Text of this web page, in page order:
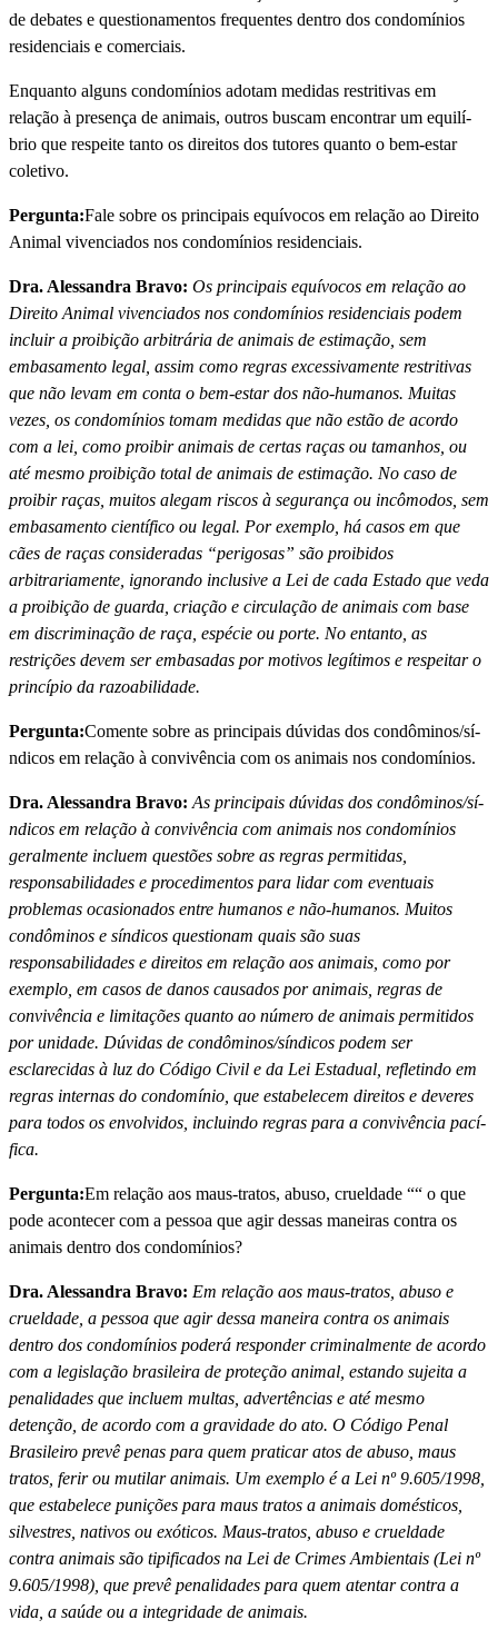
de debates e questionamentos frequentes dentro dos condomí­nios
residenciais e comerciais.
Enquanto alguns condomí­nios adotam medidas restritivas em
relação à presença de animais, outros buscam encontrar um equilí­
brio que respeite tanto os direitos dos tutores quanto o bem-estar
coletivo.
Pergunta:Fale sobre os principais equí­vocos em relação ao Direito
Animal vivenciados nos condomí­nios residenciais.
Dra. Alessandra Bravo: Os principais equí­vocos em relação ao
Direito Animal vivenciados nos condomí­nios residenciais podem
incluir a proibição arbitrária de animais de estimação, sem
embasamento legal, assim como regras excessivamente restritivas
que não levam em conta o bem-estar dos não-humanos. Muitas
vezes, os condomí­nios tomam medidas que não estão de acordo
com a lei, como proibir animais de certas raças ou tamanhos, ou
até mesmo proibição total de animais de estimação. No caso de
proibir raças, muitos alegam riscos à segurança ou incômodos, sem
embasamento cientí­fico ou legal. Por exemplo, há casos em que
cães de raças consideradas “perigosas” são proibidos
arbitrariamente, ignorando inclusive a Lei de cada Estado que veda
a proibição de guarda, criação e circulação de animais com base
em discriminação de raça, espécie ou porte. No entanto, as
restrições devem ser embasadas por motivos legí­timos e respeitar o
princí­pio da razoabilidade.
Pergunta:Comente sobre as principais dúvidas dos condôminos/sí­
ndicos em relação à convivência com os animais nos condomí­nios.
Dra. Alessandra Bravo: As principais dúvidas dos condôminos/sí­
ndicos em relação à convivência com animais nos condomí­nios
geralmente incluem questões sobre as regras permitidas,
responsabilidades e procedimentos para lidar com eventuais
problemas ocasionados entre humanos e não-humanos. Muitos
condôminos e sí­ndicos questionam quais são suas
responsabilidades e direitos em relação aos animais, como por
exemplo, em casos de danos causados por animais, regras de
convivência e limitações quanto ao número de animais permitidos
por unidade. Dúvidas de condôminos/sí­ndicos podem ser
esclarecidas à luz do Código Civil e da Lei Estadual, refletindo em
regras internas do condomí­nio, que estabelecem direitos e deveres
para todos os envolvidos, incluindo regras para a convivência pací­
fica.
Pergunta:Em relação aos maus-tratos, abuso, crueldade ““ o que
pode acontecer com a pessoa que agir dessas maneiras contra os
animais dentro dos condomí­nios?
Dra. Alessandra Bravo: Em relação aos maus-tratos, abuso e
crueldade, a pessoa que agir dessa maneira contra os animais
dentro dos condomí­nios poderá responder criminalmente de acordo
com a legislação brasileira de proteção animal, estando sujeita a
penalidades que incluem multas, advertências e até mesmo
detenção, de acordo com a gravidade do ato. O Código Penal
Brasileiro prevê penas para quem praticar atos de abuso, maus
tratos, ferir ou mutilar animais. Um exemplo é a Lei nº 9.605/1998,
que estabelece punições para maus tratos a animais domésticos,
silvestres, nativos ou exóticos. Maus-tratos, abuso e crueldade
contra animais são tipificados na Lei de Crimes Ambientais (Lei nº
9.605/1998), que prevê penalidades para quem atentar contra a
vida, a saúde ou a integridade de animais.